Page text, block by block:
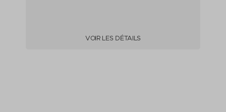
VOIR LES DÉTAILS